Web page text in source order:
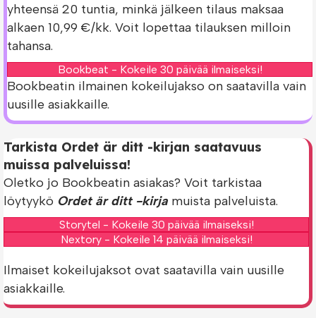
yhteensä 20 tuntia, minkä jälkeen tilaus maksaa
alkaen 10,99 €/kk. Voit lopettaa tilauksen milloin
tahansa.
Bookbeat - Kokeile 30 päivää ilmaiseksi!
Bookbeatin ilmainen kokeilujakso on saatavilla vain
uusille asiakkaille.
Tarkista Ordet är ditt -kirjan saatavuus
muissa palveluissa!
Oletko jo Bookbeatin asiakas? Voit tarkistaa
löytyykö Ordet är ditt -kirja muista palveluista.
Storytel - Kokeile 30 päivää ilmaiseksi!
Nextory - Kokeile 14 päivää ilmaiseksi!
Ilmaiset kokeilujaksot ovat saatavilla vain uusille
asiakkaille.